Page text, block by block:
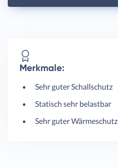
Merkmale:
Sehr guter Schallschutz
Statisch sehr belastbar
Sehr guter Wärmeschutz